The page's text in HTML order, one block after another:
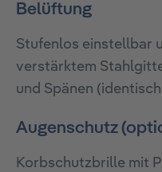
Belüftung
Stufenlos einstellbar
verstärktem
und Spänen
Augenschutz
Korbschutzbrille mit